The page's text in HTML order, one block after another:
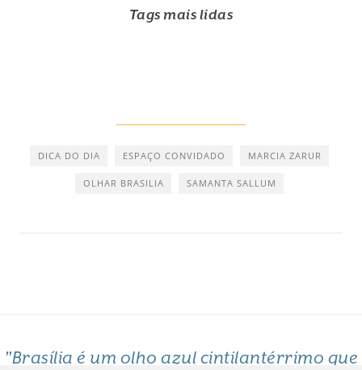
Tags mais lidas
DICA DO DIA ESPAÇO CONVIDADO MARCIA ZARUR
OLHAR BRASILIA SAMANTA SALLUM
"Brasília é um olho azul cintilantérrimo que